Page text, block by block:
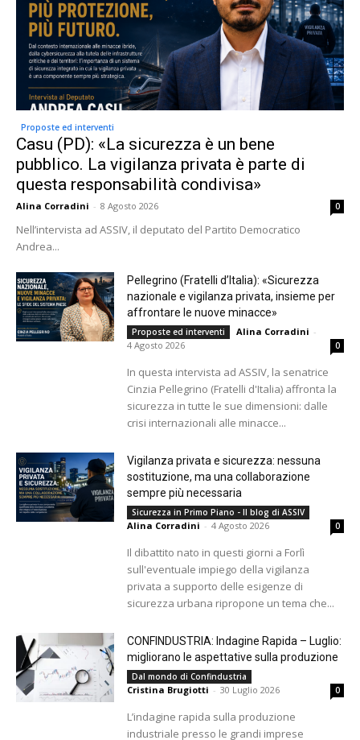
Proposte ed interventi
Casu (PD): «La sicurezza è un bene
pubblico. La vigilanza privata è parte di
questa responsabilità condivisa»
Alina Corradini - 8 Agosto 2026 0
Nell’intervista ad ASSIV, il deputato del Partito Democratico
Andrea...
Pellegrino (Fratelli d’Italia): «Sicurezza
nazionale e vigilanza privata, insieme per
affrontare le nuove minacce»
Proposte ed interventi Alina Corradini -
4 Agosto 2026
0
In questa intervista ad ASSIV, la senatrice
Cinzia Pellegrino (Fratelli d'Italia) affronta la
sicurezza in tutte le sue dimensioni: dalle
crisi internazionali alle minacce...
Vigilanza privata e sicurezza: nessuna
sostituzione, ma una collaborazione
sempre più necessaria
Sicurezza in Primo Piano - Il blog di ASSIV
Alina Corradini - 4 Agosto 2026 0
Il dibattito nato in questi giorni a Forlì
sull'eventuale impiego della vigilanza
privata a supporto delle esigenze di
sicurezza urbana ripropone un tema che...
CONFINDUSTRIA: Indagine Rapida – Luglio:
migliorano le aspettative sulla produzione
Dal mondo di Confindustria
Cristina Brugiotti - 30 Luglio 2026 0
L’indagine rapida sulla produzione
industriale presso le grandi imprese